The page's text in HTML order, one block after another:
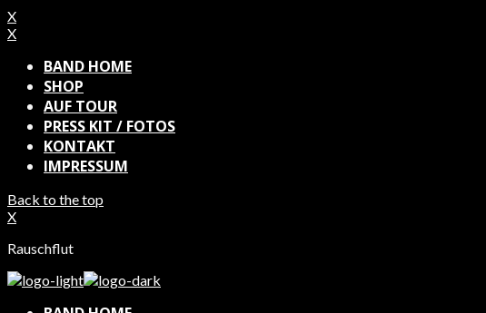
X
X
BAND HOME
SHOP
AUF TOUR
PRESS KIT / FOTOS
KONTAKT
IMPRESSUM
Back to the top
X
Rauschflut